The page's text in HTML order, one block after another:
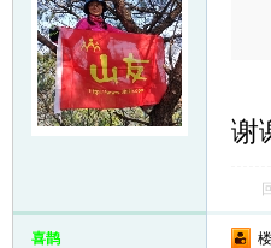
谢
喜鹊